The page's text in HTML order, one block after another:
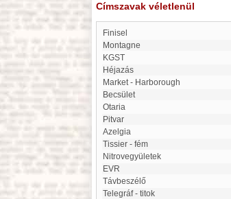
Címszavak véletlenül
finisel
Montagne
KGST
Héjazás
Market - Harborough
Becsület
Otaria
Pitvar
Azelgia
Tissier - fém
Nitrovegyületek
EVR
Távbeszélő
Telegráf - titok